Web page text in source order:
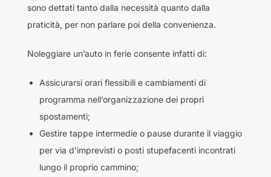
sono dettati tanto dalla necessità quanto dalla
praticità, per non parlare poi della convenienza.
Noleggiare un’auto in ferie consente infatti di:
Assicurarsi orari flessibili e cambiamenti di
programma nell’organizzazione dei propri
spostamenti;
Gestire tappe intermedie o pause durante il viaggio
per via d’imprevisti o posti stupefacenti incontrati
lungo il proprio cammino;